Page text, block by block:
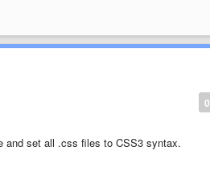
0
and set all .css files to CSS3 syntax.